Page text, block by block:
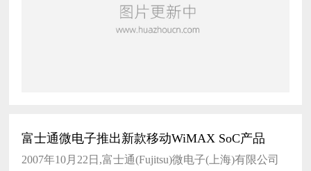
富士通微电子推出新款移动WiMAX SoC产品
2007年10月22日,富士通(Fujitsu)微电子(上海)有限公司